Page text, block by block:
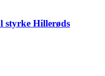
styrke Hillerøds